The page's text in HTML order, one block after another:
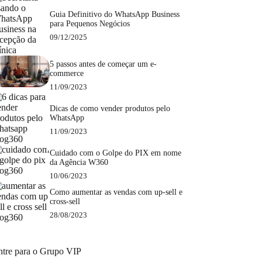
Guia Definitivo do WhatsApp Business
para Pequenos Negócios
09/12/2025
5 passos antes de começar um e-
commerce
11/09/2023
Dicas de como vender produtos pelo
WhatsApp
11/09/2023
Cuidado com o Golpe do PIX em nome
da Agência W360
10/06/2023
Como aumentar as vendas com up-sell e
cross-sell
28/08/2023
para o Grupo VIP